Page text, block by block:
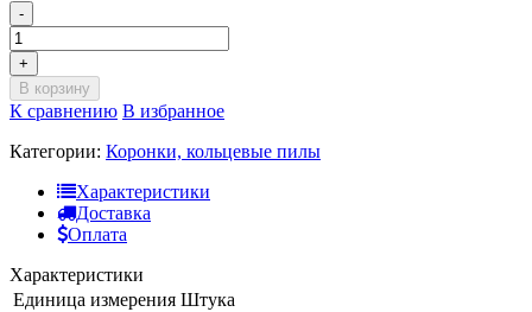
-
+
В корзину
К сравнению В избранное
Категории: Коронки, кольцевые пилы
Характеристики
Доставка
Оплата
Характеристики
Единица измерения Штука